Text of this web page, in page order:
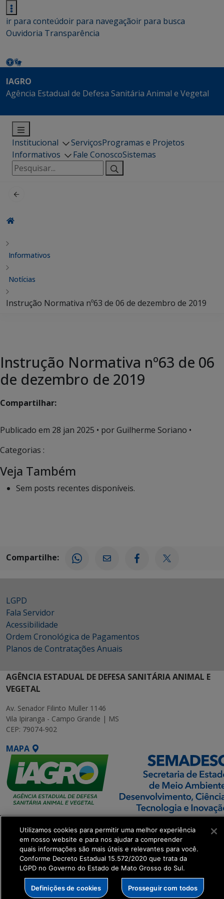
ir para conteúdoir para navegaçãoir para busca
Ouvidoria Transparência
IAGRO
Agência Estadual de Defesa Sanitária Animal e Vegetal
Institucional ServiçosProgramas e Projetos
Informativos
Fale ConoscoSistemas
Pesquisar
por:
Informativos
Notícias
Instrução Normativa nº63 de 06 de dezembro de 2019
Instrução Normativa nº63 de 06
de dezembro de 2019
Compartilhar:
Publicado em 28 jan 2025 • por Guilherme Soriano •
Categorias :
Veja Também
Sem posts recentes disponíveis.
Compartilhe:
LGPD
Fala Servidor
Acessibilidade
Ordem Cronológica de Pagamentos
Planos de Contratações Anuais
AGÊNCIA ESTADUAL DE DEFESA SANITÁRIA ANIMAL E
VEGETAL
Av. Senador Filinto Muller 1146
Vila Ipiranga - Campo Grande | MS
CEP: 79074-902
MAPA
SETDIG | Secretaria-
Executiva de
Transformação Digital
get_footer();
Utilizamos cookies para permitir uma melhor experiência
em nosso website e para nos ajudar a compreender
quais informações são mais úteis e relevantes para você.
Conforme Decreto Estadual 15.572/2020 que trata da
LGPD no Governo do Estado de Mato Grosso do Sul.
Definições de cookies Prosseguir com todos